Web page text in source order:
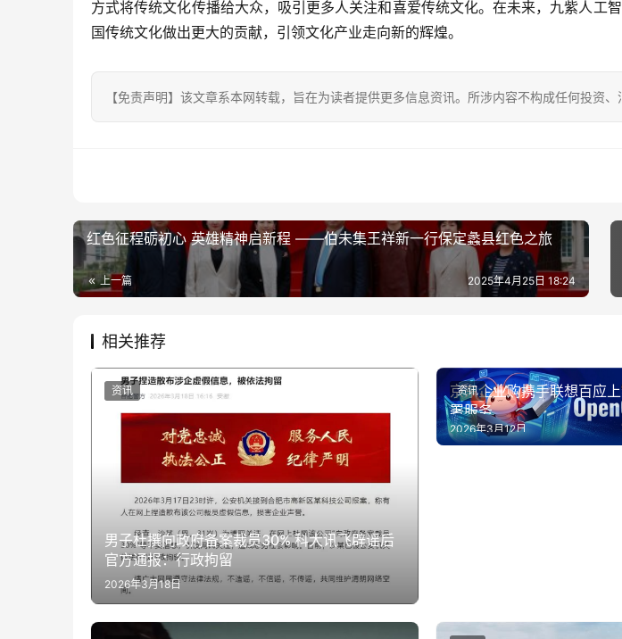
方式将传统文化传播给大众，吸引更多人关注和喜爱传统文化。在未来，九紫人
国传统文化做出更大的贡献，引领文化产业走向新的辉煌。
【免责声明】该文章系本网转载，旨在为读者提供更多信息资讯。所涉内容不构成任何投资
红色征程砺初心 英雄精神启新程 ——伯未集王祥新一行保定蠡县红色之旅
上一篇 2025年4月25日 18:24
相关推荐
男子杜撰向政府备案裁员30% 科大讯飞辟谣后
官方通报：行政拘留
2026年3月18日
资讯
京东企业购携手联想百应
署服务
2026年3月12日
资讯